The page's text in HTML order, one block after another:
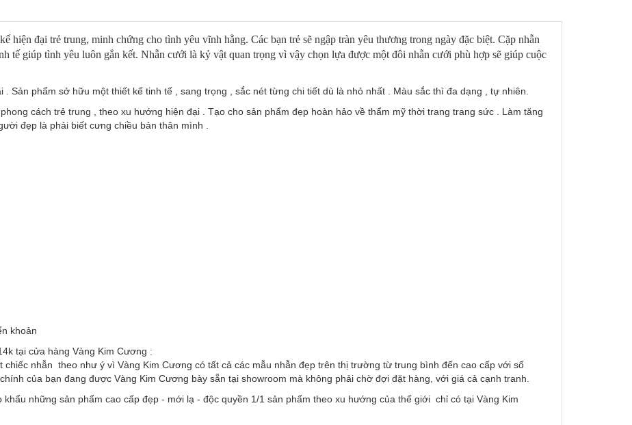
hiện đại trẻ trung, minh chứng cho tình yêu vĩnh hằng. Các bạn trẻ sẽ ngập tràn yêu thương trong ngày đặc biệt. Cặp nhẫn
tế giúp tình yêu luôn gắn kết. Nhẫn cưới là kỷ vật quan trọng vì vậy chọn lựa được một đôi nhẫn cưới phù hợp sẽ giúp cuộc
Sản phẩm sở hữu một thiết kế tinh tế , sang trọng , sắc nét từng chi tiết dù là nhỏ nhất . Màu sắc thì đa dạng , tự nhiên.
cách trẻ trung , theo xu hướng hiện đại . Tạo cho sản phẩm đẹp hoàn hảo về thẩm mỹ thời trang trang sức . Làm tăng
đẹp là phải biết cưng chiều bản thân mình .
khoản
tại cửa hàng Vàng Kim Cương :
nhẫn theo như ý vì Vàng Kim Cương có tất cả các mẫu nhẫn đẹp trên thị trường từ trung bình đến cao cấp với số
của bạn đang được Vàng Kim Cương bày sẵn tại showroom mà không phải chờ đợi đặt hàng, với giá cả cạnh tranh.
những sản phẩm cao cấp đẹp - mới lạ - độc quyền 1/1 sản phẩm theo xu hướng của thế giới chỉ có tại Vàng Kim